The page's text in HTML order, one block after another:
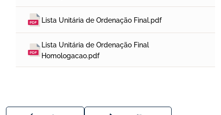
Lista Unitária de Ordenação Final.pdf
Lista Unitária de Ordenação Final
Homologacao.pdf